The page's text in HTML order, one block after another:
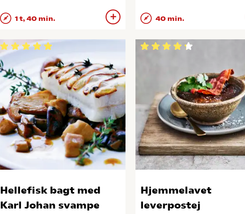
1 t, 40 min. 40 min.
Hellefisk bagt med
Karl Johan svampe
Hjemmelavet
leverpostej